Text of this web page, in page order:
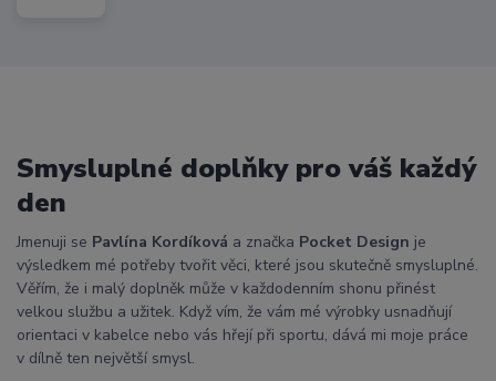
Smysluplné doplňky pro váš každý
den
Jmenuji se Pavlína Kordíková a značka Pocket Design je
výsledkem mé potřeby tvořit věci, které jsou skutečně smysluplné.
Věřím, že i malý doplněk může v každodenním shonu přinést
velkou službu a užitek. Když vím, že vám mé výrobky usnadňují
orientaci v kabelce nebo vás hřejí při sportu, dává mi moje práce
v dílně ten největší smysl.